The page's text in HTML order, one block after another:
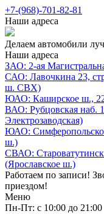
+7-(968)-701-82-81
Наши адреса
Делаем автомобили
Наши адреса
ЗАО: 2-ая
САО: Лавочкина 23,
ш. СВХ)
ЮАО: Каширское ш.,
ВАО: Рубцовская наб.
Электрозаводская)
ЮАО:
ш.)
СВАО:
(Ярославское ш.)
Работаем по записи!
приездом!
Меню
Пн-Пт: с 10:00 до 21:00